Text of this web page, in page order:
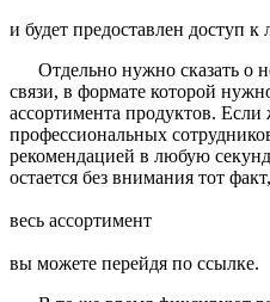
и будет предоставлен доступ
Отдельно нужно сказать о
связи, в формате которой
ассортимента продуктов.
профессиональных
рекомендацией в любую
остается без внимания тот
весь ассортимент
вы можете перейдя по ссылке.